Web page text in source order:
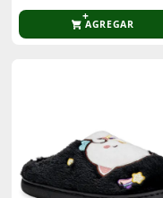
AGREGAR